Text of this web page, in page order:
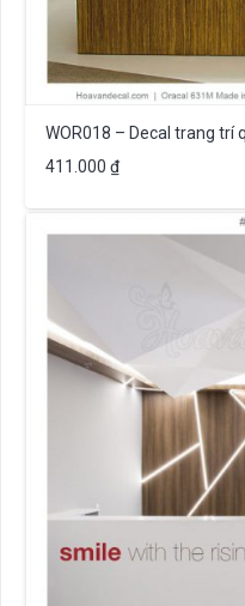
WOR018 – Decal trang trí
411.000 ₫